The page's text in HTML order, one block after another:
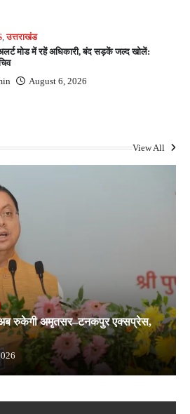
,उत्तराखंड
मोड में रहें अधिकारी, बंद सड़कें जल्द खोलें:
August 6, 2026
View All
रुकेगी अमृतसर–टनकपुर एक्सप्रेस,